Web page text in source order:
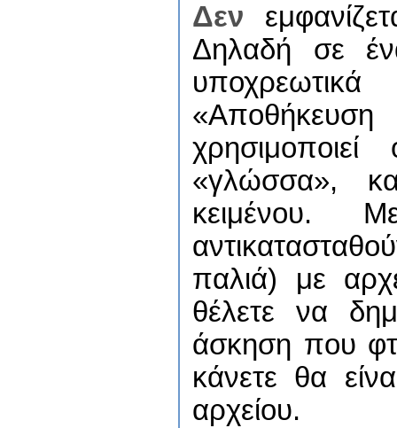
Δεν
Δηλαδή σε
«γλώσσα»,
παλιά) με
θέλετε να
άσκηση που
κάνετε θα
αρχείου.